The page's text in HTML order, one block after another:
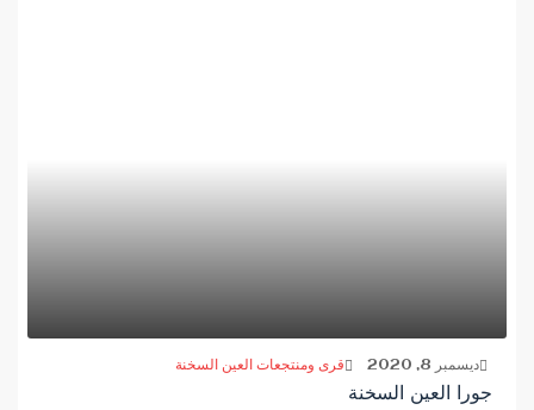
ديسمبر 8, 2020 قرى ومنتجعات العين السخنة
جورا العين السخنة